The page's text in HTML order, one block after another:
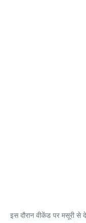
इस दौरान वीकेंड पर मसूरी से